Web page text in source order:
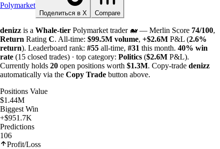
Polymarket
Поделиться в X Compare
denizz is a Whale-tier Polymarket trader 🐋 — Merlin Score 74/100,
Return Rating C. All-time: $99.5M volume, +$2.6M P&L (2.6%
return). Leaderboard rank: #55 all-time, #31 this month. 40% win
rate (15 closed trades) · top category: Politics ($2.6M P&L).
Currently holds 20 open positions worth $1.3M. Copy-trade denizz
automatically via the Copy Trade button above.
Positions Value
$1.44M
Biggest Win
+$951.7K
Predictions
106
Profit/Loss